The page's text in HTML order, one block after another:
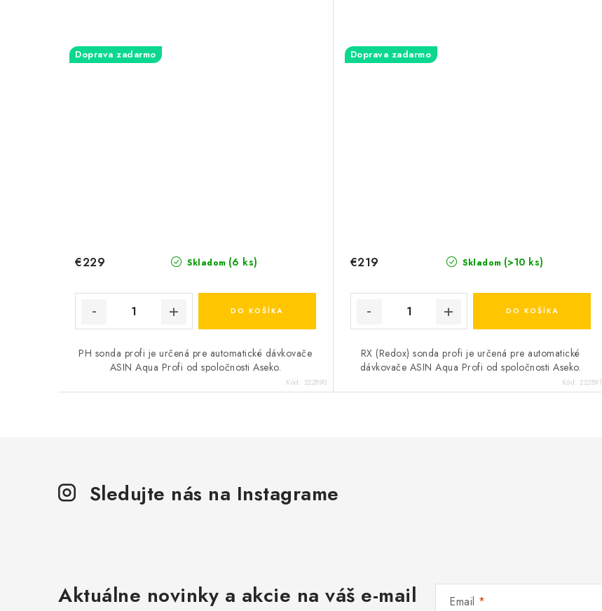
Doprava zadarmo
Skladom (6 ks)
€229
DO KOŠÍKA
PH sonda profi je určená pre automatické dávkovače
ASIN Aqua Profi od spoločnosti Aseko.
Kód: 222890
Doprava zadarmo
Skladom (>10 ks)
€219
DO KOŠÍKA
RX (Redox) sonda profi je určená pre automatické
dávkovače ASIN Aqua Profi od spoločnosti Aseko.
Kód: 222891
Sledujte nás na Instagrame
Aktuálne novinky a akcie na váš e-mail Email